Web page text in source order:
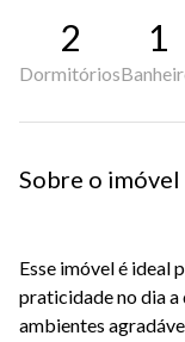
2
Dormitórios
1
Sobre o imóvel
Esse imóvel é ideal
praticidade no dia
ambientes